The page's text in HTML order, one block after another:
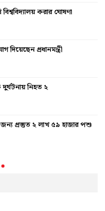
করার ঘোষণা
দিয়েছেন প্রধানমন্ত্রী
নিহত ২
জন্য প্রস্তুত ২ লাখ ৫৯ হাজার পশু